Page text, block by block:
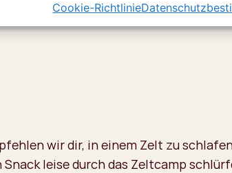
Cookie-Richtlinie
wir dir, in einem Zelt zu
leise durch das Zeltcamp